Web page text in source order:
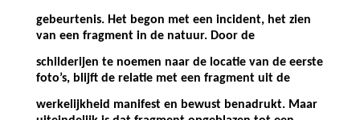
gebeurtenis. Het begon met een incident, het zien
van een fragment in de natuur. Door de
schilderijen te noemen naar de locatie van de eerste
foto’s, blijft de relatie met een fragment uit de
werkelijkheid manifest en bewust benadrukt. Maar